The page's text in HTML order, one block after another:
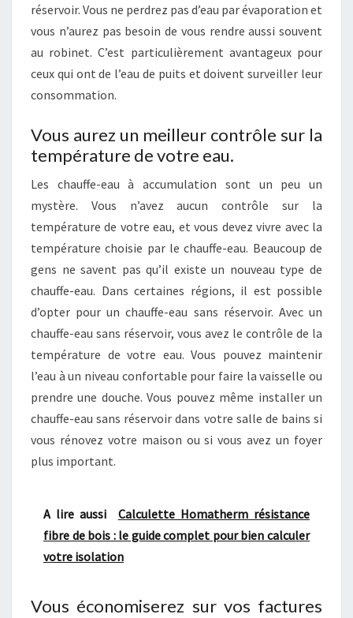
réservoir. Vous ne perdrez pas d’eau par évaporation et
vous n’aurez pas besoin de vous rendre aussi souvent
au robinet. C’est particulièrement avantageux pour
ceux qui ont de l’eau de puits et doivent surveiller leur
consommation.
Vous aurez un meilleur contrôle sur la
température de votre eau.
Les chauffe-eau à accumulation sont un peu un
mystère. Vous n’avez aucun contrôle sur la
température de votre eau, et vous devez vivre avec la
température choisie par le chauffe-eau. Beaucoup de
gens ne savent pas qu’il existe un nouveau type de
chauffe-eau. Dans certaines régions, il est possible
d’opter pour un chauffe-eau sans réservoir. Avec un
chauffe-eau sans réservoir, vous avez le contrôle de la
température de votre eau. Vous pouvez maintenir
l’eau à un niveau confortable pour faire la vaisselle ou
prendre une douche. Vous pouvez même installer un
chauffe-eau sans réservoir dans votre salle de bains si
vous rénovez votre maison ou si vous avez un foyer
plus important.
A lire aussi
Calculette Homatherm résistance
fibre de bois : le guide complet pour bien calculer
votre isolation
Vous économiserez sur vos factures